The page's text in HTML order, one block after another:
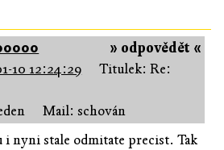
» odpovědět «
10 12:24:29
Titulek: Re:
Mail: schován
i nyni stale odmitate precist. Tak